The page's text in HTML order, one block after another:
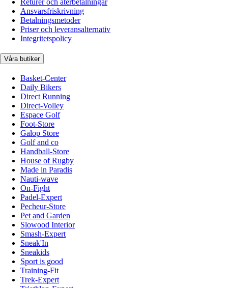
Ansvarsfriskrivning
Betalningsmetoder
Priser och leveransalternativ
Integritetspolicy
Våra butiker
Basket-Center
Daily Bikers
Direct Running
Direct-Volley
Espace Golf
Foot-Store
Galop Store
Golf and co
Handball-Store
House of Rugby
Made in Paradis
Nauti-wave
On-Fight
Padel-Expert
Pecheur-Store
Pet and Garden
Slowood Interior
Smash-Expert
Sneak'In
Sneakids
Sport is good
Training-Fit
Trek-Expert